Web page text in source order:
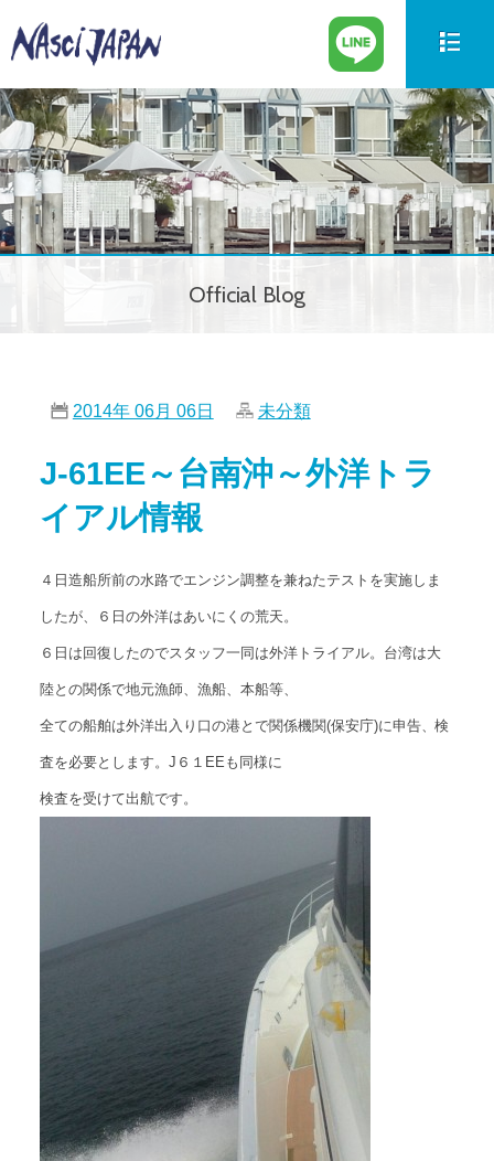
New Boat
新艇情報
Used Boat
中古艇情報
Parts
パーツ情報
会社紹介
アクセス
お問い合わせ
Official Blog
公式ブログ
Official Blog
2014年 06月 06日 未分類
J-61EE～台南沖～外洋トラ
イアル情報
４日造船所前の水路でエンジン調整を兼ねたテストを実施しま
したが、６日の外洋はあいにくの荒天。
６日は回復したのでスタッフ一同は外洋トライアル。台湾は大
陸との関係で地元漁師、漁船、本船等、
全ての船舶は外洋出入り口の港とで関係機関(保安庁)に申告、検
査を必要とします。J６１EEも同様に
検査を受けて出航です。